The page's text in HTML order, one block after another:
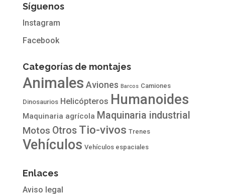
Síguenos
Instagram
Facebook
Categorías de montajes
Animales Aviones Barcos Camiones
Dinosaurios Helicópteros Humanoides
Maquinaria agrícola Maquinaria industrial
Motos Otros Tio-vivos Trenes
Vehículos Vehículos espaciales
Enlaces
Aviso legal